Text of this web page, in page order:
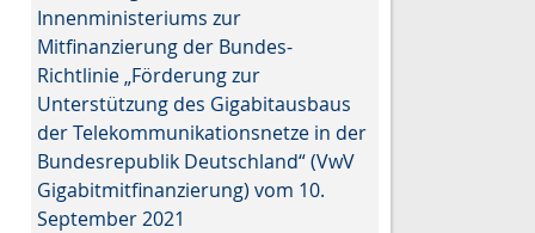
Innenministeriums zur
Mitfinanzierung der Bundes-
Richtlinie „Förderung zur
Unterstützung des Gigabitausbaus
der Telekommunikationsnetze in der
Bundesrepublik Deutschland“ (VwV
Gigabitmitfinanzierung) vom 10.
September 2021